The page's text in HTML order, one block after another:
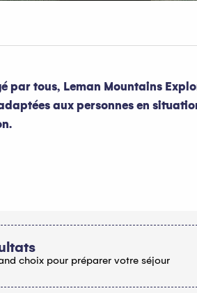
tous, Leman Mountains
aux personnes en
choix pour préparer votre séjour